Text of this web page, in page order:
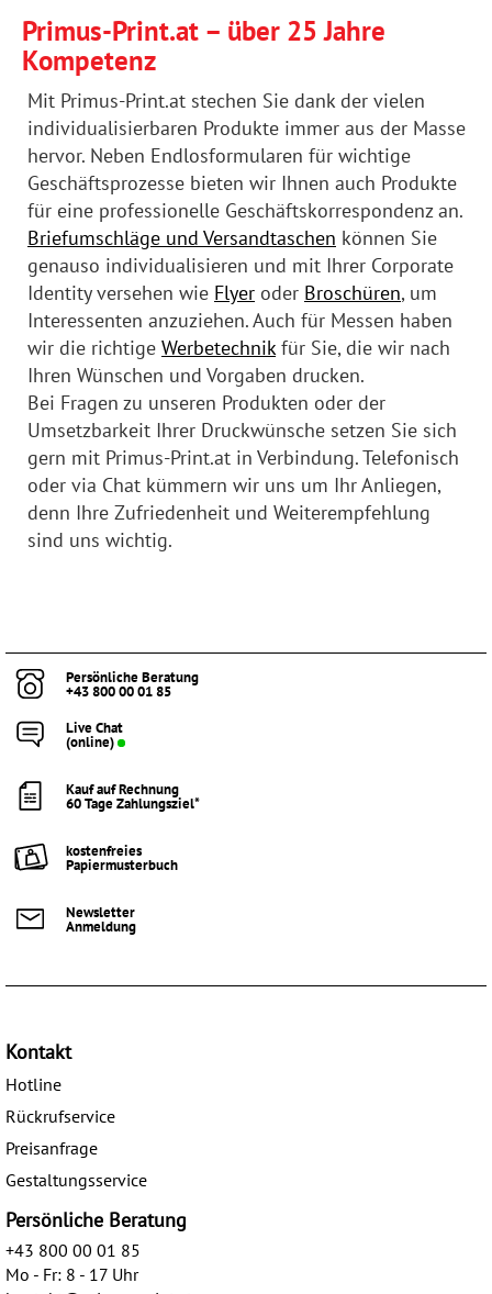
Primus-Print.at – über 25 Jahre
Kompetenz
Mit Primus-Print.at stechen Sie dank der vielen
individualisierbaren Produkte immer aus der Masse
hervor. Neben Endlosformularen für wichtige
Geschäftsprozesse bieten wir Ihnen auch Produkte
für eine professionelle Geschäftskorrespondenz an.
Briefumschläge und Versandtaschen können Sie
genauso individualisieren und mit Ihrer Corporate
Identity versehen wie Flyer oder Broschüren, um
Interessenten anzuziehen. Auch für Messen haben
wir die richtige Werbetechnikfür Sie, die wir nach
Ihren Wünschen und Vorgaben drucken.
Bei Fragen zu unseren Produkten oder der
Umsetzbarkeit Ihrer Druckwünsche setzen Sie sich
gern mit Primus-Print.at in Verbindung. Telefonisch
oder via Chat kümmern wir uns um Ihr Anliegen,
denn Ihre Zufriedenheit und Weiterempfehlung
sind uns wichtig.
Persönliche Beratung
+43 800 00 01 85
Live Chat
(online)
Kauf auf Rechnung
60 Tage Zahlungsziel*
kostenfreies
Papiermusterbuch
Newsletter
Anmeldung
Kontakt
Hotline
Rückrufservice
Preisanfrage
Gestaltungsservice
Persönliche Beratung
+43 800 00 01 85
Mo - Fr: 8 - 17 Uhr